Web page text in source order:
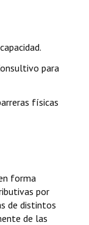
para
físicas
forma
por
de distintos
de las